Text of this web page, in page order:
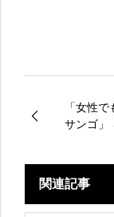
「女性
サンゴ」
関連記事